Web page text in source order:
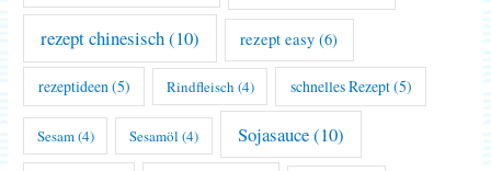
rezept chinesisch(10) rezept easy (6)
rezeptideen (5) Rindfleisch (4) schnelles Rezept(5)
Sesam(4) Sesamöl (4) Sojasauce(10)